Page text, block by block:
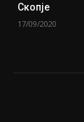
Скопје
17/09/2020